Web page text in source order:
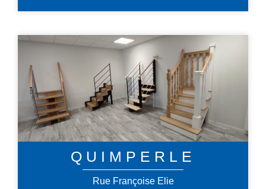
QUIMPERLE
Rue Françoise Elie